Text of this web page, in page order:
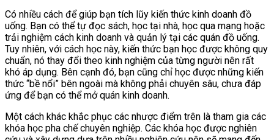
Có nhiều cách để giúp bạn tích lũy kiến thức kinh doanh đồ
uống. Bạn có thể tự đọc sách, học tại nhà, học qua mạng hoặc
trải nghiệm cách kinh doanh và quản lý tại các quán đồ uống.
Tuy nhiên, với cách học này, kiến thức bạn học được không quy
chuẩn, nó thay đổi theo kinh nghiệm của từng người nên rất
khó áp dụng. Bên cạnh đó, bạn cũng chỉ học được những kiến
thức “bề nổi” bên ngoài mà không phải chuyên sâu, chưa đáp
ứng để bạn có thể mở quán kinh doanh.
Một cách khác khắc phục các nhược điểm trên là tham gia các
khóa học pha chế chuyên nghiệp. Các khóa học được nghiên